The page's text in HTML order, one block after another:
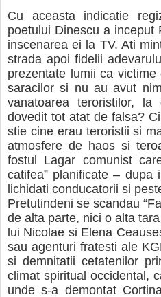
Cu aceasta indicatie
poetului Dinescu a inceput
inscenarea ei la TV. Ati
strada apoi fidelii
prezentate lumii ca
saracilor si nu au avut
vanatoarea teroristilor,
dovedit tot atat de falsa?
stie cine erau teroristii si
atmosfere de haos si
fostul Lagar comunist
catifea” planificate – dupa
lichidati conducatorii si
Pretutindeni se scandau
de alta parte, nici o alta
lui Nicolae si Elena
sau agenturi fratesti ale
si demnitatii cetatenilor
climat spiritual occidental,
unde s-a demontat